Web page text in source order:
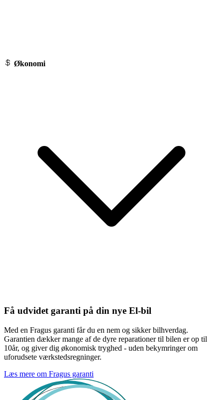
Økonomi
Få udvidet garanti på din nye El-bil
Med en Fragus garanti får du en nem og sikker bilhverdag.
Garantien dækker mange af de dyre reparationer til bilen er op til
10år, og giver dig økonomisk tryghed - uden bekymringer om
uforudsete værkstedsregninger.
Læs mere om Fragus garanti